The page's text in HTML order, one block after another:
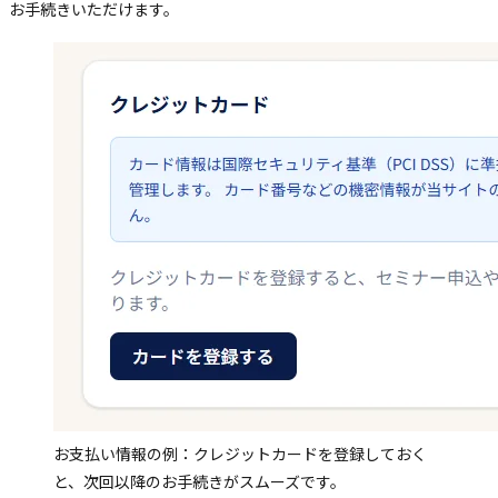
お手続きいただけます。
お支払い情報の例：クレジットカードを登録しておく
と、次回以降のお手続きがスムーズです。